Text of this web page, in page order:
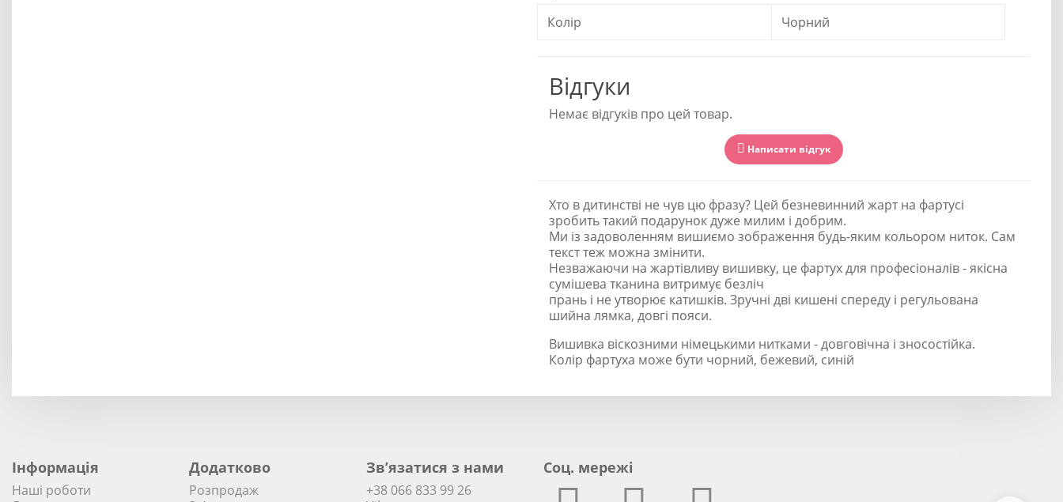
Колір Чорний
Відгуки
Немає відгуків про цей товар.
Написати відгук
Хто в дитинстві не чув цю фразу? Цей безневинний жарт на фартусі
зробить такий подарунок дуже милим і добрим.
Ми із задоволенням вишиємо зображення будь-яким кольором ниток. Сам
текст теж можна змінити.
Незважаючи на жартівливу вишивку, це фартух для професіоналів - якісна
сумішева тканина витримує безліч
прань і не утворює катишків. Зручні дві кишені спереду і регульована
шийна лямка, довгі пояси.
Вишивка віскозними німецькими нитками - довговічна і зносостійка.
Колір фартуха може бути чорний, бежевий, синій
Інформація
Наші роботи
Додатково
Розпродаж
Зв’язатися з нами
+38 066 833 99 26
Соц. мережi